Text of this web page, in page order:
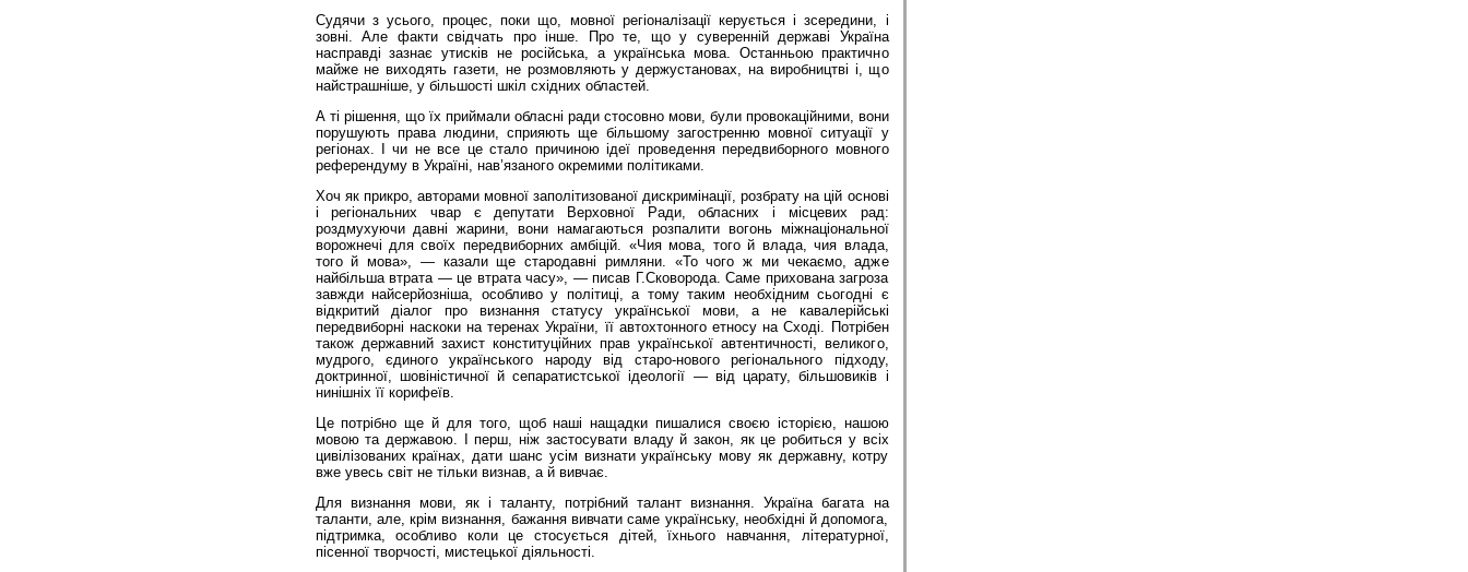
Судячи з усього, процес, поки що, мовної регіоналізації керується і зсередини, і
зовні. Але факти свідчать про інше. Про те, що у суверенній державі Україна
насправді зазнає утисків не російська, а українська мова. Останньою практично
майже не виходять газети, не розмовляють у держустановах, на виробництві і, що
найстрашніше, у більшості шкіл східних областей.
А ті рішення, що їх приймали обласні ради стосовно мови, були провокаційними, вони
порушують права людини, сприяють ще більшому загостренню мовної ситуації у
регіонах. І чи не все це стало причиною ідеї проведення передвиборного мовного
референдуму в Україні, нав’язаного окремими політиками.
Хоч як прикро, авторами мовної заполітизованої дискримінації, розбрату на цій основі
і регіональних чвар є депутати Верховної Ради, обласних і місцевих рад:
роздмухуючи давні жарини, вони намагаються розпалити вогонь міжнаціональної
ворожнечі для своїх передвиборних амбіцій. «Чия мова, того й влада, чия влада,
того й мова», — казали ще стародавні римляни. «То чого ж ми чекаємо, адже
найбільша втрата — це втрата часу», — писав Г.Сковорода. Саме прихована загроза
завжди найсерйозніша, особливо у політиці, а тому таким необхідним сьогодні є
відкритий діалог про визнання статусу української мови, а не кавалерійські
передвиборні наскоки на теренах України, її автохтонного етносу на Сході. Потрібен
також державний захист конституційних прав української автентичності, великого,
мудрого, єдиного українського народу від старо-нового регіонального підходу,
доктринної, шовіністичної й сепаратистської ідеології — від царату, більшовиків і
нинішніх її корифеїв.
Це потрібно ще й для того, щоб наші нащадки пишалися своєю історією, нашою
мовою та державою. І перш, ніж застосувати владу й закон, як це робиться у всіх
цивілізованих країнах, дати шанс усім визнати українську мову як державну, котру
вже увесь світ не тільки визнав, а й вивчає.
Для визнання мови, як і таланту, потрібний талант визнання. Україна багата на
таланти, але, крім визнання, бажання вивчати саме українську, необхідні й допомога,
підтримка, особливо коли це стосується дітей, їхнього навчання, літературної,
пісенної творчості, мистецької діяльності.